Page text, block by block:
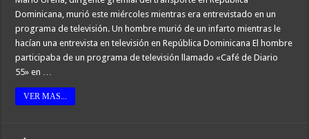
Dominicana, murió este miércoles mientras era entrevistado en un
programa de televisión. Un hombre murió de un infarto mientras le
hacían una entrevista en televisión en República Dominicana El hombre
participaba de un programa de televisión llamado «Café de Diario
55» en …
VER MAS...